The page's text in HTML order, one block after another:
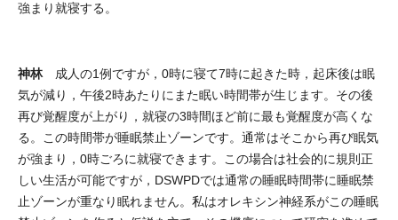
強まり就寝する。
神林成人の1例ですが，0時に寝て7時に起きた時，起床後は眠
気が減り，午後2時あたりにまた眠い時間帯が生じます。その後
再び覚醒度が上がり，就寝の3時間ほど前に最も覚醒度が高くな
る。この時間帯が睡眠禁止ゾーンです。通常はそこから再び眠気
が強まり，0時ごろに就寝できます。この場合は社会的に規則正
しい生活が可能ですが，DSWPDでは通常の睡眠時間帯に睡眠禁
止ゾーンが重なり眠れません。私はオレキシン神経系がこの睡眠